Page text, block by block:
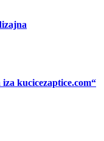
kucicezaptice.com“